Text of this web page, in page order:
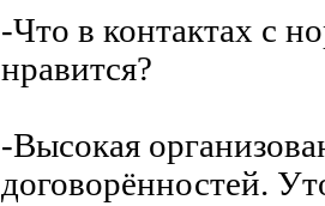
-Что в контактах с
нравится?
-Высокая
договорённостей.